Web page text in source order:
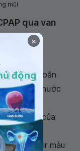
mũi
qua van
tục
vào ống xoắn
hành đổ nước
các van của
và lỗ air màu
×